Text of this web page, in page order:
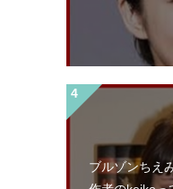
ブルゾンちえ